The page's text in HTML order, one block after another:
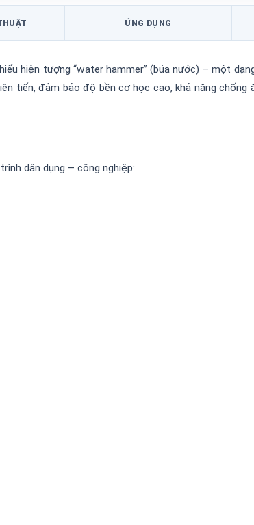
ỨNG DỤNG
hiện tượng “water hammer” (búa nước) – một
tiến, đảm bảo độ bền cơ học cao, khả năng chống
dân dụng – công nghiệp: